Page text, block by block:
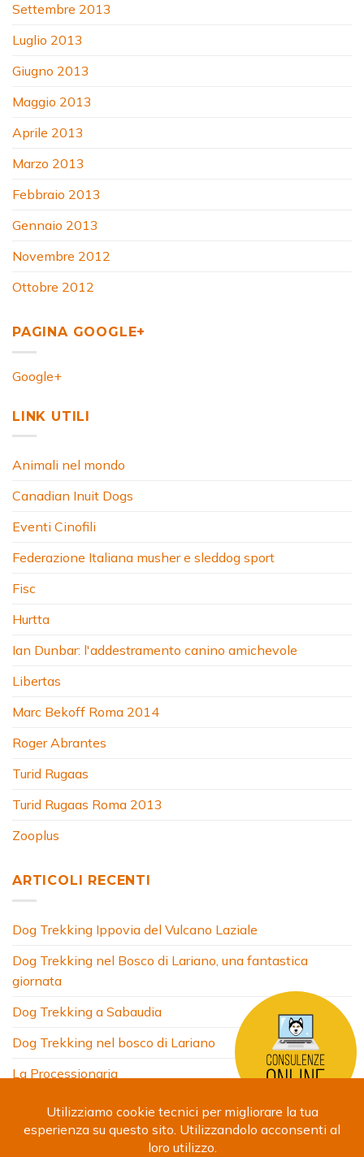
Settembre 2013
Luglio 2013
Giugno 2013
Maggio 2013
Aprile 2013
Marzo 2013
Febbraio 2013
Gennaio 2013
Novembre 2012
Ottobre 2012
PAGINA GOOGLE+
Google+
LINK UTILI
Animali nel mondo
Canadian Inuit Dogs
Eventi Cinofili
Federazione Italiana musher e sleddog sport
Fisc
Hurtta
Ian Dunbar: l'addestramento canino amichevole
Libertas
Marc Bekoff Roma 2014
Roger Abrantes
Turid Rugaas
Turid Rugaas Roma 2013
Zooplus
ARTICOLI RECENTI
Dog Trekking Ippovia del Vulcano Laziale
Dog Trekking nel Bosco di Lariano, una fantastica
giornata
Dog Trekking a Sabaudia
Dog Trekking nel bosco di Lariano
La Processionaria